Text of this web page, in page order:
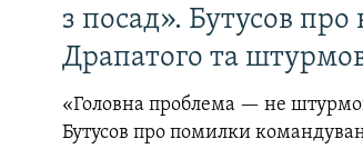
з посад». Бутусов
Драпатого та
«Головна проблема — не
Бутусов про помилки